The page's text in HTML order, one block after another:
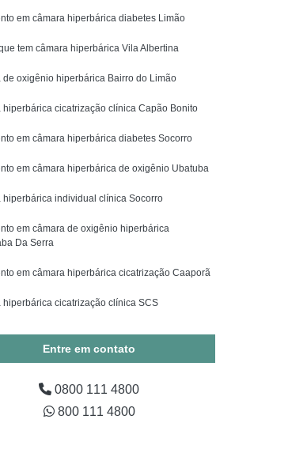
Tratamento
Hiperbárica
em Campina Grande
Oxigenoterapia em Sorocaba
Cicatrização
para Tratamento de Feridas
Tratamento de Feridas
em Campina Grande
Hiperbárica em São Paulo
Hiperbárica em Taubaté
de Feridas
Câmara Hiperbárica
em câmara hiperbárica diabetes Limão
tem câmara hiperbárica Vila Albertina
de oxigênio hiperbárica Bairro do Limão
hiperbárica cicatrização clínica Capão Bonito
em câmara hiperbárica diabetes Socorro
em câmara hiperbárica de oxigênio Ubatuba
hiperbárica individual clínica Socorro
em câmara de oxigênio hiperbárica
Da Serra
em câmara hiperbárica cicatrização Caaporã
hiperbárica cicatrização clínica SCS
Entre em contato
0800 111 4800
800 111 4800